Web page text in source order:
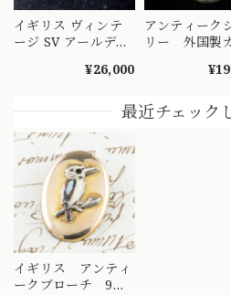
イギリス ヴィンテ
ージ SV アールデコ
蝶 アイランド ブロ
¥26,000
アンティーク
リー 外国製
く揺らめくダ
しみくださ
MOBR00024
最近チェック
イギリス アンティ
ークブローチ 9金/